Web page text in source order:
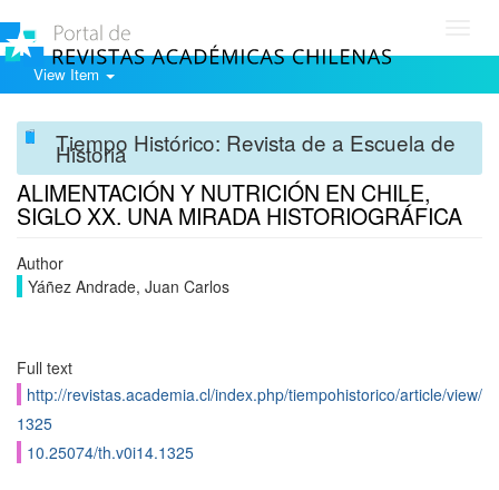
View Item
Tiempo Histórico: Revista de a Escuela de
Historia
ALIMENTACIÓN Y NUTRICIÓN EN CHILE,
SIGLO XX. UNA MIRADA HISTORIOGRÁFICA
Author
Yáñez Andrade, Juan Carlos
Full text
http://revistas.academia.cl/index.php/tiempohistorico/article/view/
1325
10.25074/th.v0i14.1325